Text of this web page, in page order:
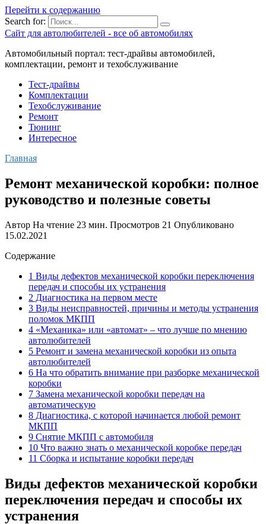
Перейти к содержанию
Search for:
Сайт для автолюбителей - все об автомобилях
Автомобильный портал: тест-драйвы автомобилей,
комплектации, ремонт и техобслуживание
Тест-драйвы
Комплектации
Техобслуживание
Ремонт
Тюнинг
Интересное
Главная
Ремонт механической коробки: полное
руководство и полезные советы
Автор На чтение 23 мин. Просмотров 21 Опубликовано
15.02.2021
Содержание
1 Виды дефектов механической коробки переключения
передач и способы их устранения
2 Диагностика на первом месте
3 Виды неисправностей, причины и методы устранения
поломок МКПП
4 «Механика» или «автомат» – что лучше по мнению
автолюбителей
5 Ремонт и замена механической коробки из опыта
автолюбителей
6 На что обратить внимание при разборке механической
коробки
7 Замена механической коробки передач на
автоматическую
8 Диагностика, с которой начинается любой ремонт
МКПП
9 Снятие МКПП с автомобиля
10 Что важно знать о механической коробке передач
11 Сборка и испытание коробки передач
Виды дефектов механической коробки
переключения передач и способы их
устранения